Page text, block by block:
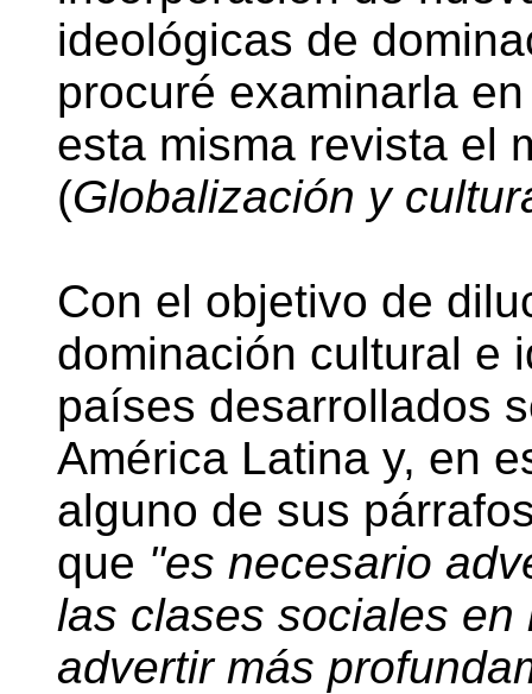
ideológicas de
procuré examinarla
esta misma revista el
(Globalización y
Con el objetivo de
dominación cultural e
países desarrollados
América Latina y, en
alguno de sus
que "es necesario
las clases sociales
advertir más